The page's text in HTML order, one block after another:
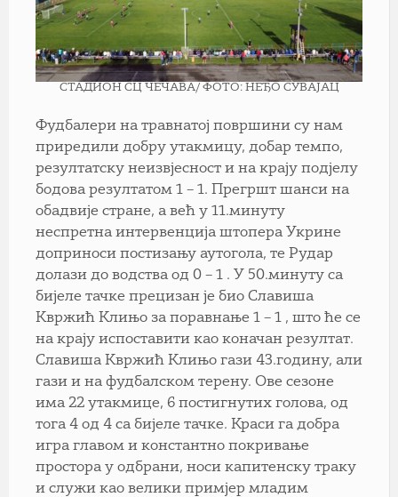
СТАДИОН СЦ ЧЕЧАВА/ ФОТО: НЕЂО СУВАЈАЦ
Фудбалери на травнатој површини су нам
приредили добру утакмицу, добар темпо,
резултатску неизвјесност и на крају подјелу
бодова резултатом 1 – 1. Прегршт шанси на
обадвије стране, а већ у 11.минуту
неспретна интервенција штопера Укрине
доприноси постизању аутогола, те Рудар
долази до водства од 0 – 1 . У 50.минуту са
бијеле тачке прецизан је био Славиша
Квржић Клињо за поравнање 1 – 1 , што ће се
на крају испоставити као коначан резултат.
Славиша Квржић Клињо гази 43.годину, али
гази и на фудбалском терену. Ове сезоне
има 22 утакмице, 6 постигнутих голова, од
тога 4 од 4 са бијеле тачке. Краси га добра
игра главом и константно покривање
простора у одбрани, носи капитенску траку
и служи као велики примјер младим